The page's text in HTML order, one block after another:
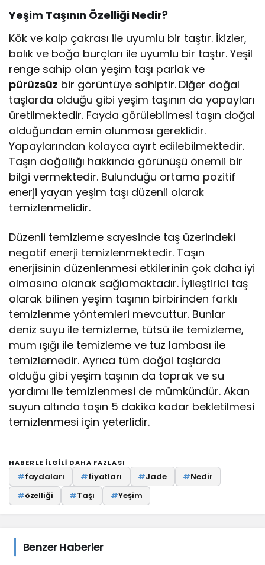
Yeşim Taşının Özelliği Nedir?
Kök ve kalp çakrası ile uyumlu bir taştır. İkizler,
balık ve boğa burçları ile uyumlu bir taştır. Yeşil
renge sahip olan yeşim taşı parlak ve
pürüzsüz bir görüntüye sahiptir. Diğer doğal
taşlarda olduğu gibi yeşim taşının da yapayları
üretilmektedir. Fayda görülebilmesi taşın doğal
olduğundan emin olunması gereklidir.
Yapaylarından kolayca ayırt edilebilmektedir.
Taşın doğallığı hakkında görünüşü önemli bir
bilgi vermektedir. Bulunduğu ortama pozitif
enerji yayan yeşim taşı düzenli olarak
temizlenmelidir.
Düzenli temizleme sayesinde taş üzerindeki
negatif enerji temizlenmektedir. Taşın
enerjisinin düzenlenmesi etkilerinin çok daha iyi
olmasına olanak sağlamaktadır. İyileştirici taş
olarak bilinen yeşim taşının birbirinden farklı
temizlenme yöntemleri mevcuttur. Bunlar
deniz suyu ile temizleme, tütsü ile temizleme,
mum ışığı ile temizleme ve tuz lambası ile
temizlemedir. Ayrıca tüm doğal taşlarda
olduğu gibi yeşim taşının da toprak ve su
yardımı ile temizlenmesi de mümkündür. Akan
suyun altında taşın 5 dakika kadar bekletilmesi
temizlenmesi için yeterlidir.
HABERLE ILGILI DAHA FAZLASI
#faydaları #fiyatları #Jade #Nedir
#özelliği #Taşı #Yeşim
Benzer Haberler